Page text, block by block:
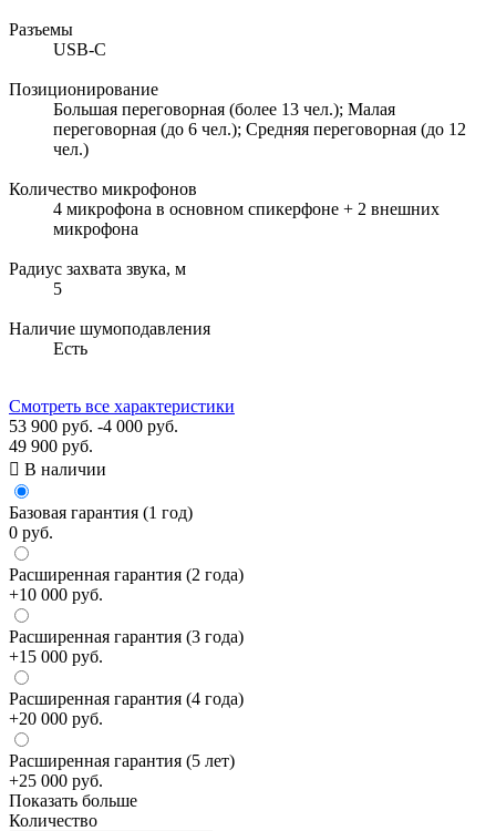
Разъемы
USB-C
Позиционирование
Большая переговорная (более 13 чел.); Малая
переговорная (до 6 чел.); Средняя переговорная (до 12
чел.)
Количество микрофонов
4 микрофона в основном спикерфоне + 2 внешних
микрофона
Радиус захвата звука, м
5
Наличие шумоподавления
Есть
Смотреть все характеристики
53 900 руб. -4 000 руб.
49 900 руб.
 В наличии
Базовая гарантия (1 год)
0 руб.
Расширенная гарантия (2 года)
+10 000 руб.
Расширенная гарантия (3 года)
+15 000 руб.
Расширенная гарантия (4 года)
+20 000 руб.
Расширенная гарантия (5 лет)
+25 000 руб.
Показать больше
Количество